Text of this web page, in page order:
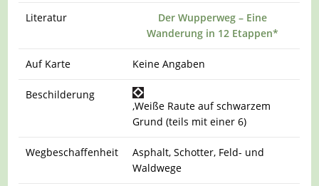
Literatur
Der Wupperweg – Eine
Wanderung in 12 Etappen*
Auf Karte Keine Angaben
Beschilderung
,Weiße Raute auf schwarzem
Grund (teils mit einer 6)
Wegbeschaffenheit
Asphalt, Schotter, Feld- und
Waldwege